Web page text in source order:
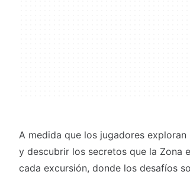
A medida que los jugadores
y descubrir los secretos que la Zona
cada excursión, donde los desafíos